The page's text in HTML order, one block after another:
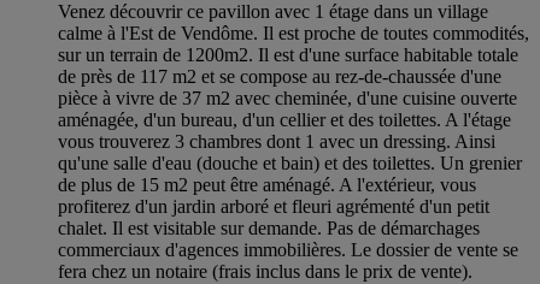
Venez découvrir ce pavillon avec 1 étage dans un village
calme à l'Est de Vendôme. Il est proche de toutes commodités,
sur un terrain de 1200m2. Il est d'une surface habitable totale
de près de 117 m2 et se compose au rez-de-chaussée d'une
pièce à vivre de 37 m2 avec cheminée, d'une cuisine ouverte
aménagée, d'un bureau, d'un cellier et des toilettes. A l'étage
vous trouverez 3 chambres dont 1 avec un dressing. Ainsi
qu'une salle d'eau (douche et bain) et des toilettes. Un grenier
de plus de 15 m2 peut être aménagé. A l'extérieur, vous
profiterez d'un jardin arboré et fleuri agrémenté d'un petit
chalet. Il est visitable sur demande. Pas de démarchages
commerciaux d'agences immobilières. Le dossier de vente se
fera chez un notaire (frais inclus dans le prix de vente).